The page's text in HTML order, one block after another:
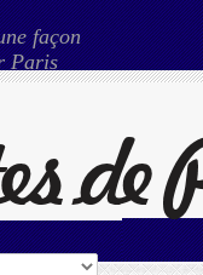
façon
Paris